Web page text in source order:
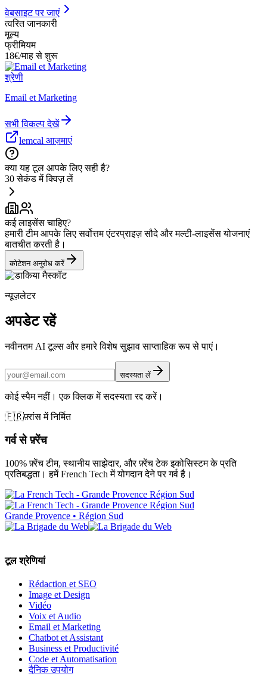
वेबसाइट पर जाएं
त्वरित जानकारी
मूल्य
फ्रीमियम
18€/माह से शुरू
श्रेणी
Email et Marketing
सभी विकल्प देखें
lemcal आज़माएं
क्या यह टूल आपके लिए सही है?
30 सेकंड में क्विज़ लें
कई लाइसेंस चाहिए?
हमारी टीम आपके लिए सर्वोत्तम एंटरप्राइज़ सौदे और मल्टी-लाइसेंस योजनाएं
बातचीत करती है।
कोटेशन अनुरोध करें
न्यूज़लेटर
अपडेट रहें
नवीनतम AI टूल्स और हमारे विशेष सुझाव साप्ताहिक रूप से पाएं।
सदस्यता लें
कोई स्पैम नहीं। एक क्लिक में सदस्यता रद्द करें।
🇫🇷फ़्रांस में निर्मित
गर्व से फ़्रेंच
100% फ़्रेंच टीम, स्थानीय साझेदार, और फ़्रेंच टेक इकोसिस्टम के प्रति
प्रतिबद्धता। हमें French Tech में योगदान देने पर गर्व है।
Grande Provence • Région Sud
टूल श्रेणियां
Rédaction et SEO
Image et Design
Vidéo
Voix et Audio
Email et Marketing
Chatbot et Assistant
Business et Productivité
Code et Automatisation
दैनिक उपयोग